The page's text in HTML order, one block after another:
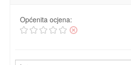
Općenita ocjena: